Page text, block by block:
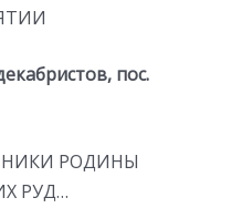
пос.
РОДИНЫ
РУД…